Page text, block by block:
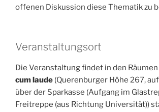
offenen Diskussion diese Thematik zu
Veranstaltungsort
Die Veranstaltung findet in den Räumen
cum laude (Querenburger Höhe 267,
über der Sparkasse (Aufgang im
Freitreppe (aus Richtung Universität))